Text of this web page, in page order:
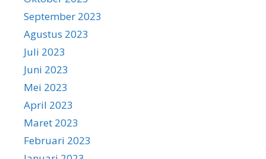
September 2023
Agustus 2023
Juli 2023
Juni 2023
Mei 2023
April 2023
Maret 2023
Februari 2023